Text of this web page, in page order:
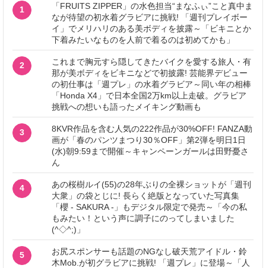
1
「FRUITS ZIPPER」の水色担当“まなふぃ”こと真中ま
なが待望の初水着グラビアに挑戦! 「週刊プレイボー
イ」でメリハリのある美ボディを披露～「ビキニとか
下着みたいなものを人前で着るのは初めてかも」
2
これまで胸元すら隠してきたバイクを愛する旅人・有
那が美ボディをビキニなどで初披露! 芸能界デビュー
の初仕事は「週プレ」の水着グラビア～同い年の相棒
「Honda X4」で日本全国2万km以上走破。グラビア
挑戦への想いも語ったメイキング動画も
3
8KVR作品を含む人気の222作品が30%OFF! FANZA動
画が「春のパンツまつり30％OFF」第2弾を明日1日
(水)朝9:59まで開催～キャンペーンガールは田野憂さ
ん
4
あの桜樹ルイ(55)の28年ぶりの全裸ショットが「週刊
大衆」の袋とじに! 長らく絶版となっていた写真集
「櫻 - SAKURA -」もデジタル限定で発売～「今の私
もみたい！という声に調子にのってしまいました
(^◇^;)」
5
お尻スポンサーも話題のNGなし破天荒アイドル・鈴
木Mob.が初グラビアに挑戦! 「週プレ」に登場～「人